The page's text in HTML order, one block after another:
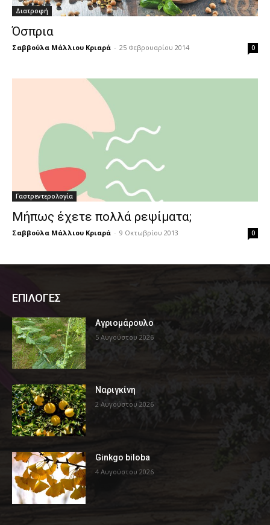
Διατροφή
Όσπρια
Σαββούλα Μάλλιου Κριαρά - 25 Φεβρουαρίου 2014 0
Γαστρεντερολογία
Μήπως έχετε πολλά ρεψίματα;
Σαββούλα Μάλλιου Κριαρά - 9 Οκτωβρίου 2013 0
ΕΠΙΛΟΓΕΣ
Αγριομάρουλο
5 Αυγούστου 2026
Ναριγκίνη
2 Αυγούστου 2026
Ginkgo biloba
4 Αυγούστου 2026